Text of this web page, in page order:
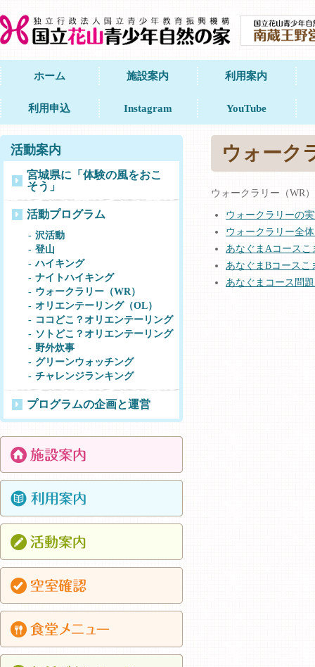
ホーム 施設案内 利用案内
利用申込 Instagram YouTube
ウォーク
ウォークラリー（WR
ウォークラリーの
ウォークラリー全
あなぐまAコースこ
あなぐまBコースこ
あなぐまコース問
活動案内
宮城県に「体験の風をおこ
そう」
活動プログラム
沢活動
登山
ハイキング
ナイトハイキング
ウォークラリー（WR）
オリエンテーリング（OL）
ココどこ？オリエンテーリング
ソトどこ？オリエンテーリング
野外炊事
グリーンウォッチング
チャレンジランキング
プログラムの企画と運営